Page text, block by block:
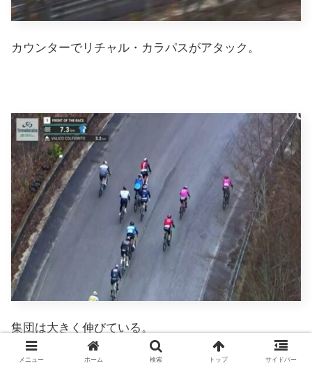
カウンターでリチャル・カラパスがアタック。
集団は大きく伸びている。
メニュー ホーム 検索 トップ サイドバー